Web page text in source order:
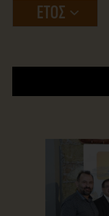
ΕΤΟΣ